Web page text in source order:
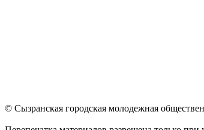
© Сызранская городская молодежная